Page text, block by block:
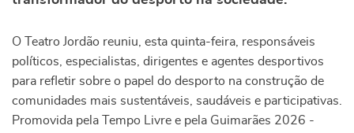
O Teatro Jordão reuniu, esta quinta-feira, responsáveis
políticos, especialistas, dirigentes e agentes desportivos
para refletir sobre o papel do desporto na construção de
comunidades mais sustentáveis, saudáveis e participativas.
Promovida pela Tempo Livre e pela Guimarães 2026 -